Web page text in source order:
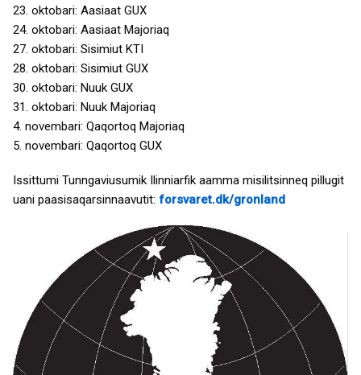
23. oktobari: Aasiaat GUX
24. oktobari: Aasiaat Majoriaq
27. oktobari: Sisimiut KTI
28. oktobari: Sisimiut GUX
30. oktobari: Nuuk GUX
31. oktobari: Nuuk Majoriaq
4. novembari: Qaqortoq Majoriaq
5. novembari: Qaqortoq GUX
Issittumi Tunngaviusumik Ilinniarfik aamma misilitsinneq pillugit
uani paasisaqarsinnaavutit: forsvaret.dk/gronland